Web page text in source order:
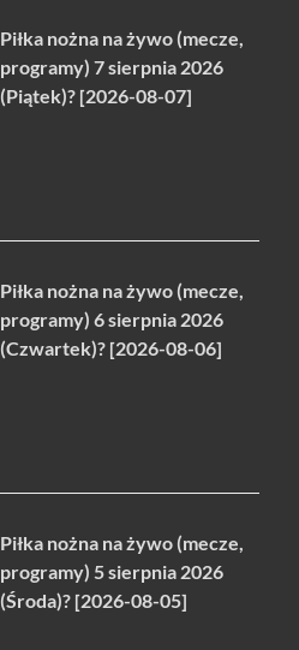
Piłka nożna na żywo (mecze,
programy) 7 sierpnia 2026
(Piątek)? [2026-08-07]
Piłka nożna na żywo (mecze,
programy) 6 sierpnia 2026
(Czwartek)? [2026-08-06]
Piłka nożna na żywo (mecze,
programy) 5 sierpnia 2026
(Środa)? [2026-08-05]